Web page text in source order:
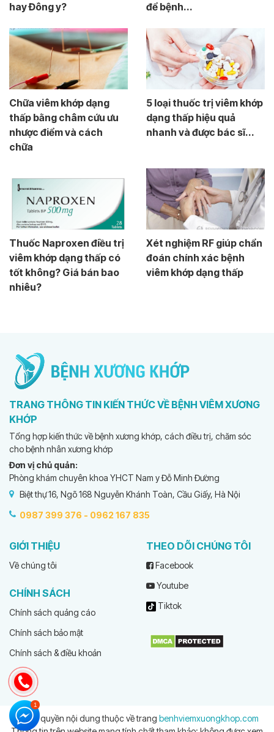
hay Đông y?
để bệnh...
Chữa viêm khớp dạng
thấp bằng châm cứu ưu
nhược điểm và cách
chữa
5 loại thuốc trị viêm khớp
dạng thấp hiệu quả
nhanh và được bác sĩ...
Thuốc Naproxen điều trị
viêm khớp dạng thấp có
tốt không? Giá bán bao
nhiêu?
Xét nghiệm RF giúp chẩn
đoán chính xác bệnh
viêm khớp dạng thấp
TRANG THÔNG TIN KIẾN THỨC VỀ BỆNH VIÊM XƯƠNG
KHỚP
Tổng hợp kiến thức về bệnh xương khớp, cách điều trị, chăm sóc
cho bệnh nhân xương khớp
Đơn vị chủ quản:
Phòng khám chuyên khoa YHCT Nam y Đỗ Minh Đường
Biệt thự 16, Ngõ 168 Nguyễn Khánh Toàn, Cầu Giấy, Hà Nội
0987 399 376 - 0962 167 835
GIỚI THIỆU
Về chúng tôi
CHÍNH SÁCH
Chính sách quảng cáo
Chính sách bảo mật
Chính sách & điều khoản
THEO DÕI CHÚNG TÔI
Facebook
Youtube
Tiktok
© Bản quyền nội dung thuộc về trang benhviemxuongkhop.com